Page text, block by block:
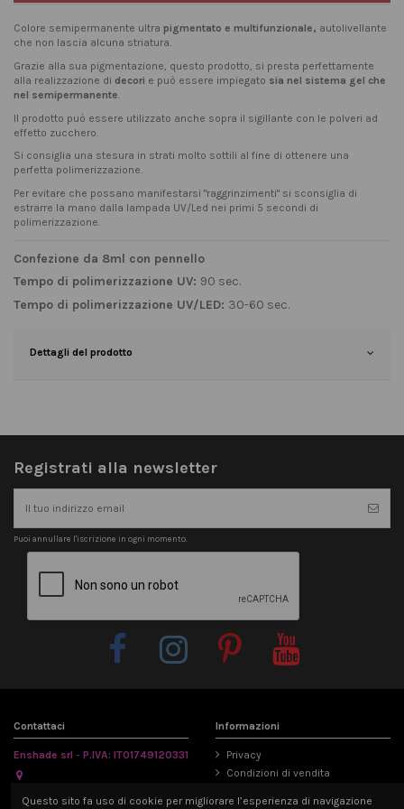
Colore semipermanente ultra pigmentato e multifunzionale, autolivellante
che non lascia alcuna striatura.
Grazie alla sua pigmentazione, questo prodotto, si presta perfettamente
alla realizzazione di decori e può essere impiegato sia nel sistema gel che
nel semipermanente.
Il prodotto può essere utilizzato anche sopra il sigillante con le polveri ad
effetto zucchero.
Si consiglia una stesura in strati molto sottili al fine di ottenere una
perfetta polimerizzazione.
Per evitare che possano manifestarsi "raggrinzimenti" si sconsiglia di
estrarre la mano dalla lampada UV/Led nei primi 5 secondi di
polimerizzazione.
Confezione da 8ml con pennello
Tempo di polimerizzazione UV: 90 sec.
Tempo di polimerizzazione UV/LED: 30-60 sec.
Dettagli del prodotto
Registrati alla newsletter
Puoi annullare l'iscrizione in ogni momento.
Contattaci
Enshade srl - P.IVA: IT01749120331
Piacenza, Italia
Informazioni
Privacy
Condizioni di vendita
Questo sito fa uso di cookie per migliorare l’esperienza di navigazione